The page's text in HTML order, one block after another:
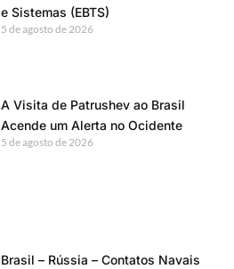
e Sistemas (EBTS)
5 de agosto de 2026
A Visita de Patrushev ao Brasil
Acende um Alerta no Ocidente
5 de agosto de 2026
Brasil – Rússia – Contatos Navais